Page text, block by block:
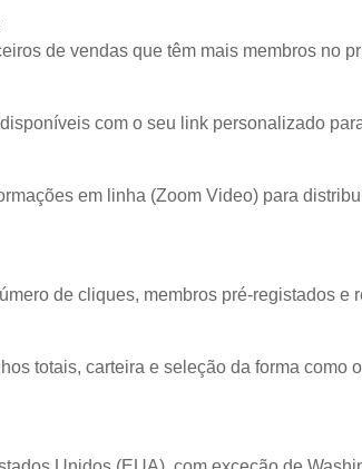
de vendas que têm mais membros no
com o seu link personalizado
em linha (Zoom Video) para
de cliques, membros pré-registados
totais, carteira e seleção da forma